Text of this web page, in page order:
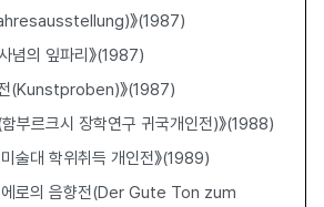
》(1987)
념의 잎파리》(1987)
(Kunstproben)》(1987)
부르크시 장학연구 귀국개인전)》(1988)
술대 학위취득 개인전》(1989)
에로의 음향전(Der Gute Ton zum